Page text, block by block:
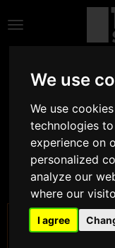
We use
We use
technologies
experience on
personalized
analyze our
where our
I agree
Hauptinhalt